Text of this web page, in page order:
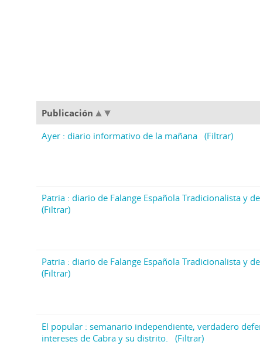
Publicación
Ayer : diario informativo de la mañana (Filtrar)
Patria : diario de Falange Española Tradicionalista y de
(Filtrar)
Patria : diario de Falange Española Tradicionalista y de
(Filtrar)
El popular : semanario independiente, verdadero
intereses de Cabra y su distrito.
(Filtrar)